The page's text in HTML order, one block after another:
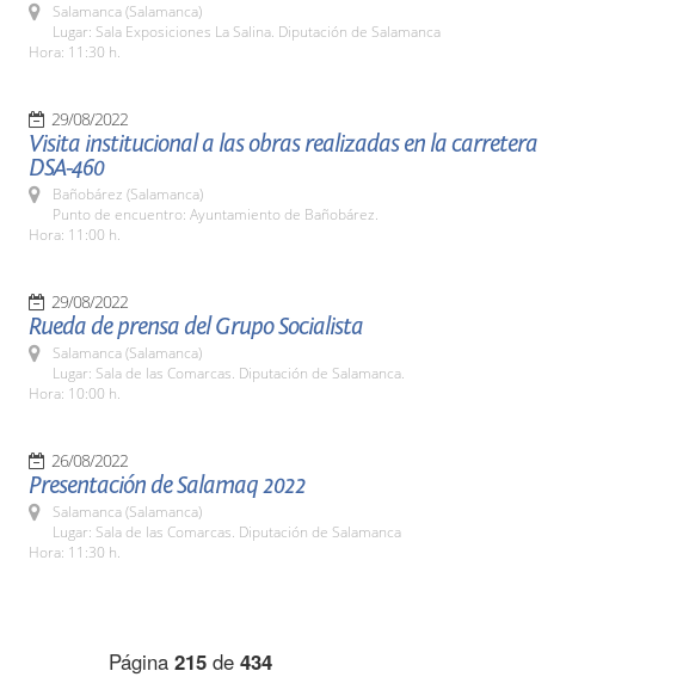
Salamanca (Salamanca)
Lugar: Sala Exposiciones La Salina. Diputación de Salamanca
Hora: 11:30 h.
29/08/2022
Visita institucional a las obras realizadas en la carretera
DSA-460
Bañobárez (Salamanca)
Punto de encuentro: Ayuntamiento de Bañobárez.
Hora: 11:00 h.
29/08/2022
Rueda de prensa del Grupo Socialista
Salamanca (Salamanca)
Lugar: Sala de las Comarcas. Diputación de Salamanca.
Hora: 10:00 h.
26/08/2022
Presentación de Salamaq 2022
Salamanca (Salamanca)
Lugar: Sala de las Comarcas. Diputación de Salamanca
Hora: 11:30 h.
Página 215de 434